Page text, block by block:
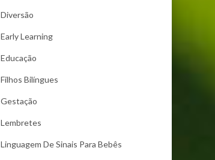
Diversão
Early Learning
Educação
Filhos Bilíngues
Gestação
Lembretes
Linguagem De Sinais Para Bebês